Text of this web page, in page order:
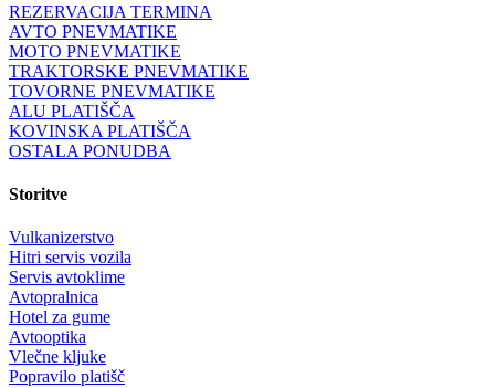
REZERVACIJA TERMINA
AVTO PNEVMATIKE
MOTO PNEVMATIKE
TRAKTORSKE PNEVMATIKE
TOVORNE PNEVMATIKE
ALU PLATIŠČA
KOVINSKA PLATIŠČA
OSTALA PONUDBA
Storitve
Vulkanizerstvo
Hitri servis vozila
Servis avtoklime
Avtopralnica
Hotel za gume
Avtooptika
Vlečne kljuke
Popravilo platišč